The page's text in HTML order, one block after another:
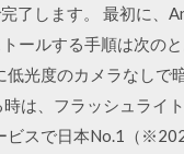
了します。 最初に、
ールする手順は次の
光度のカメラなし
は、フラッシュライ
スで日本No.1（